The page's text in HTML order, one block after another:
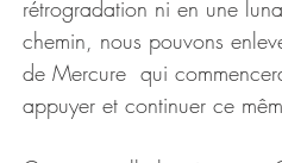
rétrogradation ni en une
chemin, nous pouvons
de Mercure  qui
appuyer et continuer ce